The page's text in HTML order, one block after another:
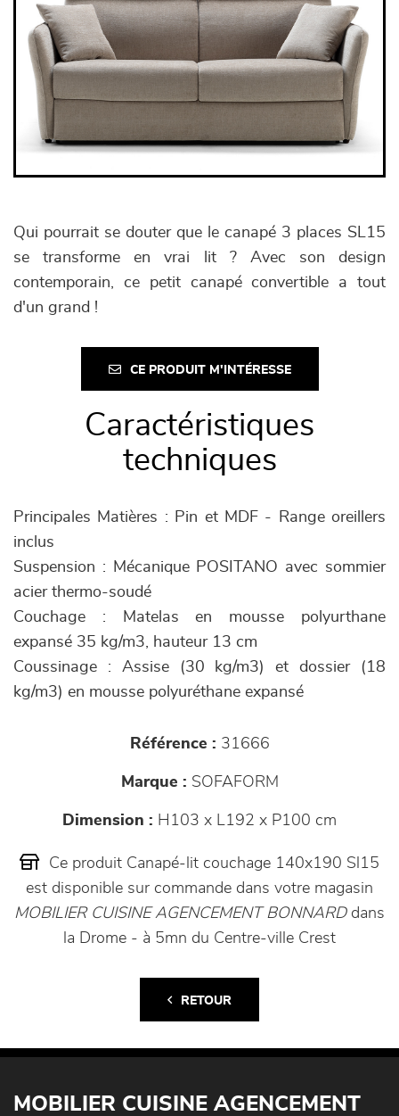
Qui pourrait se douter que le canapé 3 places SL15
se transforme en vrai lit ? Avec son design
contemporain, ce petit canapé convertible a tout
d'un grand !
CE PRODUIT M'INTÉRESSE
Caractéristiques
techniques
Principales Matières : Pin et MDF - Range oreillers
inclus
Suspension : Mécanique POSITANO avec sommier
acier thermo-soudé
Couchage : Matelas en mousse polyurthane
expansé 35 kg/m3, hauteur 13 cm
Coussinage : Assise (30 kg/m3) et dossier (18
kg/m3) en mousse polyuréthane expansé
Référence : 31666
Marque : SOFAFORM
Dimension : H103 x L192 x P100 cm
Ce produit Canapé-lit couchage 140x190 Sl15
est disponible sur commande dans votre magasin
MOBILIER CUISINE AGENCEMENT BONNARDdans
la Drome - à 5mn du Centre-ville Crest
RETOUR
MOBILIER CUISINE AGENCEMENT